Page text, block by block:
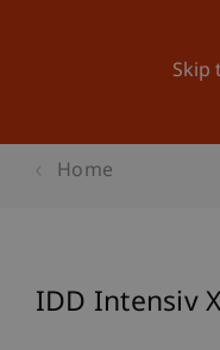
Skip
Home
IDD Intensiv